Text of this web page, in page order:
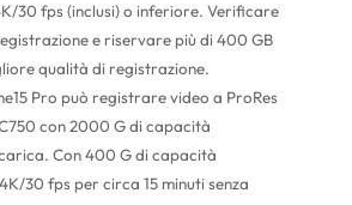
30 fps (inclusi) o inferiore. Verificare
e riservare più di 400 GB
qualità di registrazione.
Pro può registrare video a ProRes
con 2000 G di capacità
Con 400 G di capacità
30 fps per circa 15 minuti senza